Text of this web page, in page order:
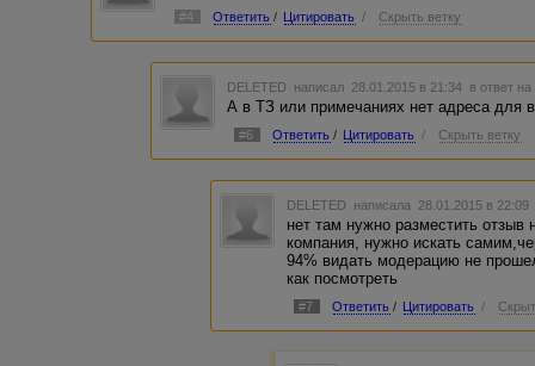
#4 Ответить / Цитировать / Скрыть ветку
DELETED написал 28.01.2015 в 21:34 в ответ на
А в ТЗ или примечаниях нет адреса для
#6 Ответить / Цитировать / Скрыть ветку
DELETED написала 28.01.2015 в
нет там нужно разместить отзыв
компания, нужно искать
94% видать модерацию не
как посмотреть
#7 Ответить / Цитировать /